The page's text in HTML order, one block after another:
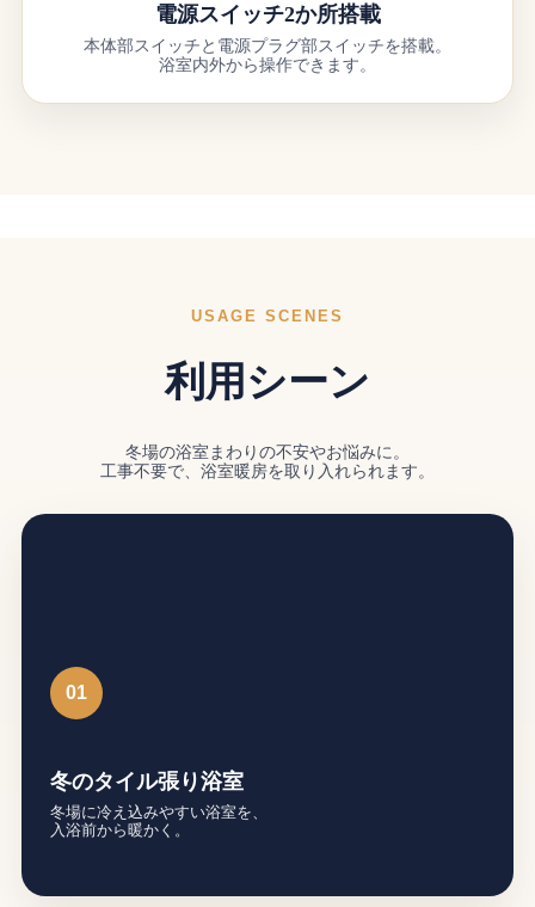
電源スイッチ2か所搭載
本体部スイッチと電源プラグ部スイッチを搭載。
浴室内外から操作できます。
USAGE SCENES
利用シーン
冬場の浴室まわりの不安やお悩みに。
工事不要で、浴室暖房を取り入れられます。
01
冬のタイル張り浴室
冬場に冷え込みやすい浴室を、
入浴前から暖かく。